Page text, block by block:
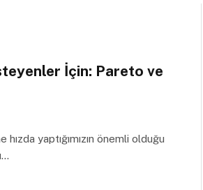
İçin: Pareto ve
hızda yaptığımızın önemli olduğu